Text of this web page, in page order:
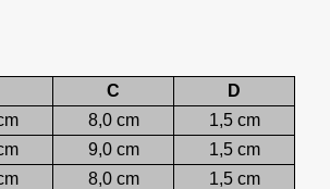
C
D
8,0 cm
1,5 cm
9,0 cm
1,5 cm
8,0 cm 1,5 cm